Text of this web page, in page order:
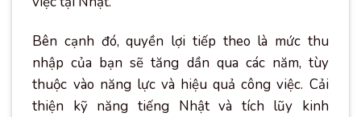
Bên cạnh đó, quyền lợi tiếp theo là mức thu
nhập của bạn sẽ tăng dần qua các năm, tùy
thuộc vào năng lực và hiệu quả công việc. Cải
thiện kỹ năng tiếng Nhật và tích lũy kinh